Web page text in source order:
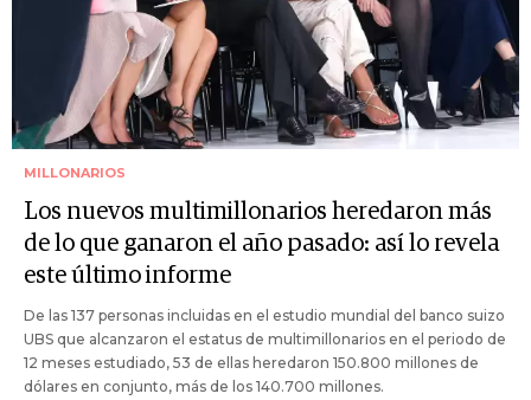
MILLONARIOS
Los nuevos multimillonarios heredaron más
de lo que ganaron el año pasado: así lo revela
este último informe
De las 137 personas incluidas en el estudio mundial del banco suizo
UBS que alcanzaron el estatus de multimillonarios en el periodo de
12 meses estudiado, 53 de ellas heredaron 150.800 millones de
dólares en conjunto, más de los 140.700 millones.